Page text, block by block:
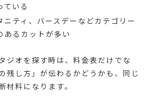
ている
ニティ、バースデーなどカテゴリー
あるカットが多い
ジオを探す時は、料金表だけでな
残し方」が伝わるかどうかも、同じ
材料になります。